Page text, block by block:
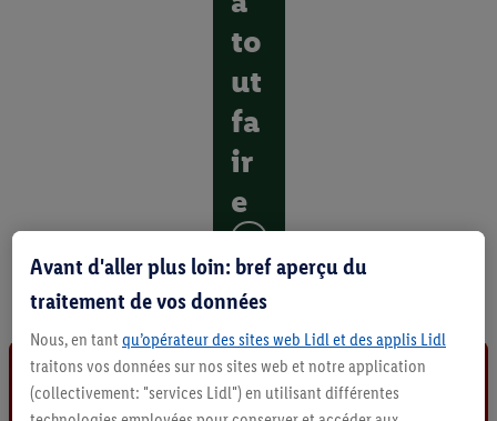
to
ut
fa
ir
e
é
o
u
r
i
Avant d'aller plus loin: bref aperçu du
traitement de vos données
Nous, en tant qu’opérateur des sites web Lidl et des applis Lidl
traitons vos données sur nos sites web et notre application
(collectivement: "services Lidl") en utilisant différentes